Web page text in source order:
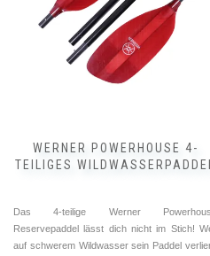
WERNER POWERHOUSE 4-
TEILIGES
Das 4-teilige Werner
Reservepaddel lässt dich nicht im Stich!
auf schwerem Wildwasser sein Paddel